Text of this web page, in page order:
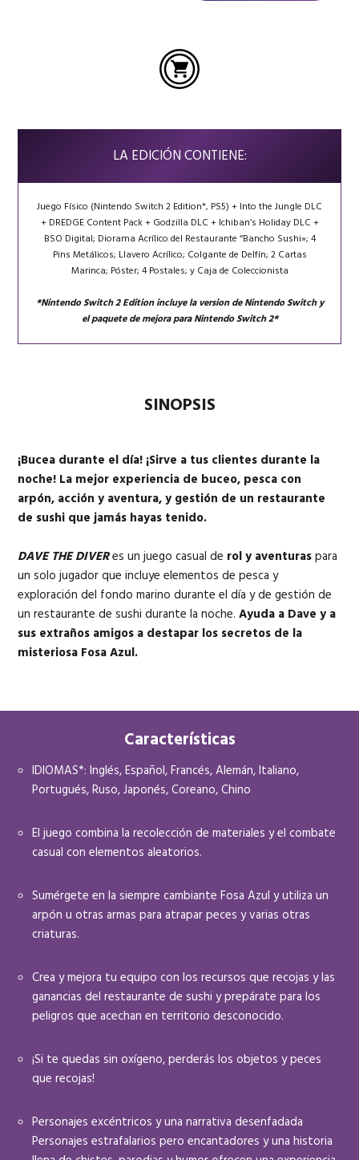
LA EDICIÓN CONTIENE:
Juego Físico (Nintendo Switch 2 Edition*, PS5) + Into the Jungle DLC
+ DREDGE Content Pack+ Godzilla DLC + Ichiban’s Holiday DLC +
BSO Digital; Diorama Acrílico del Restaurante “Bancho Sushi»; 4
Pins Metálicos; Llavero Acrílico; Colgante de Delfín; 2 Cartas
Marinca; Póster; 4 Postales; y Caja de Coleccionista
*Nintendo Switch 2 Edition incluye la version de Nintendo Switch y
el paquete de mejora para Nintendo Switch 2*
*Nintendo Switch 2 Edition incluye la version de Nintendo Switch y
el paquete de mejora para Nintendo Switch 2*
SINOPSIS
¡Bucea durante el día! ¡Sirve a tus clientes durante la
noche! La mejor experiencia de buceo, pesca con
arpón, acción y aventura, y gestión de un restaurante
de sushi que jamás hayas tenido.
DAVE THE DIVERes un juego casual de rol y aventuraspara
un solo jugador que incluye elementos de pesca y
exploración del fondo marino durante el día y de gestión de
un restaurante de sushi durante la noche.Ayuda a Dave y a
sus extraños amigos a destapar los secretos de la
misteriosa Fosa Azul.
Características
IDIOMAS*: Inglés, Español, Francés, Alemán, Italiano,
Portugués, Ruso, Japonés, Coreano, Chino
El juego combina la recolección de materiales y el combate
casual con elementos aleatorios.
Sumérgete en la siempre cambiante Fosa Azul y utiliza un
arpón u otras armas para atrapar peces y varias otras
criaturas.
Crea y mejora tu equipo con los recursos que recojas y las
ganancias del restaurante de sushi y prepárate para los
peligros que acechan en territorio desconocido.
¡Si te quedas sin oxígeno, perderás los objetos y peces
que recojas!
Personajes excéntricos y una narrativa desenfadada
Personajes estrafalarios pero encantadores y una historia